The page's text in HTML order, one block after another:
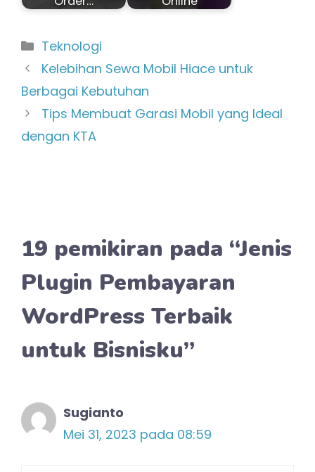
Kategori
Teknologi
Kelebihan Sewa Mobil Hiace untuk
Berbagai Kebutuhan
Tips Membuat Garasi Mobil yang Ideal
dengan KTA
19 pemikiran pada “Jenis
Plugin Pembayaran
WordPress Terbaik
untuk Bisnisku”
Sugianto
Mei 31, 2023 pada 08:59